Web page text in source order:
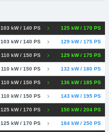
125 kW / 170 PS
103 kW / 140 PS
129 kW / 175 PS
103 kW / 140 PS
129 kW / 175 PS
110 kW / 150 PS
132 kW / 180 PS
110 kW / 150 PS
136 kW / 185 PS
110 kW / 150 PS
143 kW / 195 PS
110 kW / 150 PS
150 kW / 204 PS
125 kW / 170 PS
184 kW / 250 PS
125 kW / 170 PS